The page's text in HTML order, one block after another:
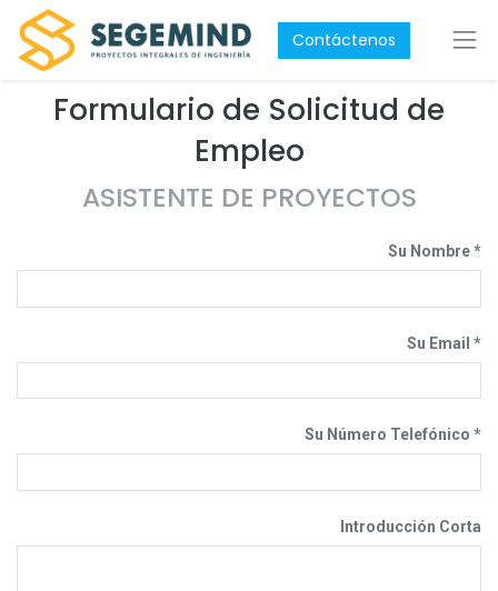
Contáctenos
Formulario de Solicitud de
Empleo
ASISTENTE DE PROYECTOS
Su Nombre
Su Email
Su Número Telefónico
Introducción Corta